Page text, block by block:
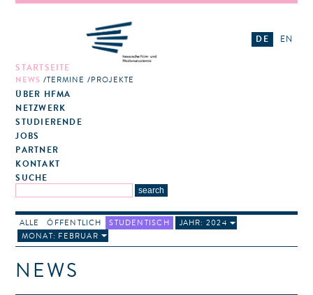
STARTSEITE
NEWS TERMINE PROJEKTE
ÜBER HFMA
NETZWERK
STUDIERENDE
JOBS
PARTNER
KONTAKT
SUCHE
DE EN
ALLE ÖFFENTLICH STUDENTISCH
JAHR: 2024
MONAT: FEBRUAR
NEWS